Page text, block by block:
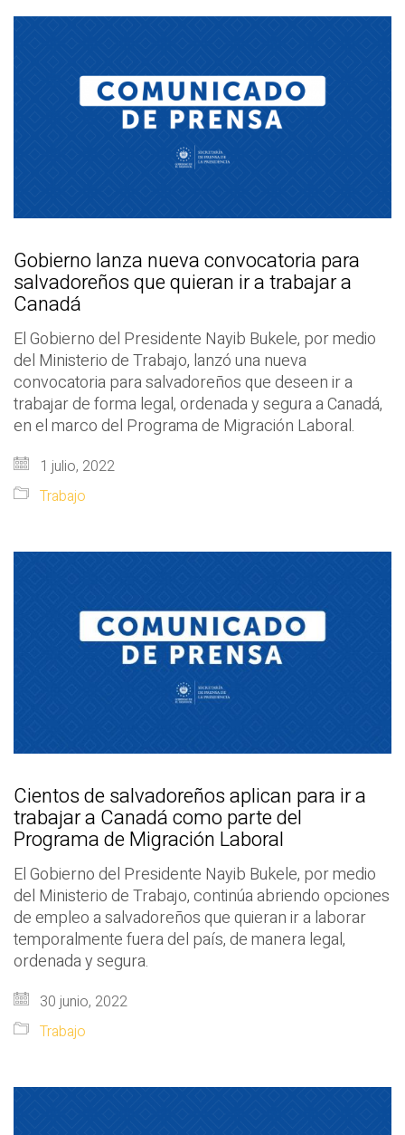
Gobierno lanza nueva convocatoria para
salvadoreños que quieran ir a trabajar a
Canadá
El Gobierno del Presidente Nayib Bukele, por medio
del Ministerio de Trabajo, lanzó una nueva
convocatoria para salvadoreños que deseen ir a
trabajar de forma legal, ordenada y segura a Canadá,
en el marco del Programa de Migración Laboral.
1 julio, 2022
Trabajo
Cientos de salvadoreños aplican para ir a
trabajar a Canadá como parte del
Programa de Migración Laboral
El Gobierno del Presidente Nayib Bukele, por medio
del Ministerio de Trabajo, continúa abriendo opciones
de empleo a salvadoreños que quieran ir a laborar
temporalmente fuera del país, de manera legal,
ordenada y segura.
30 junio, 2022
Trabajo